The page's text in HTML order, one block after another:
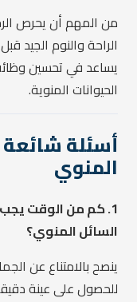
من المهم أن يحرص
الراحة والنوم الجيد
يساعد في تحسين
الحيوانات المنوية.
أسئلة
المنوي
1. كم من الوقت
السائل المنوي؟
للحصول على عينة